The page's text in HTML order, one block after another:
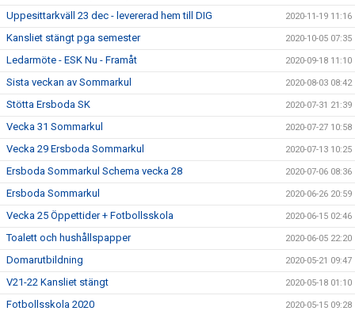
Uppesittarkväll 23 dec - levererad hem till DIG 2020-11-19 11:16
Kansliet stängt pga semester 2020-10-05 07:35
Ledarmöte - ESK Nu - Framåt 2020-09-18 11:10
Sista veckan av Sommarkul 2020-08-03 08:42
Stötta Ersboda SK 2020-07-31 21:39
Vecka 31 Sommarkul 2020-07-27 10:58
Vecka 29 Ersboda Sommarkul 2020-07-13 10:25
Ersboda Sommarkul Schema vecka 28 2020-07-06 08:36
Ersboda Sommarkul 2020-06-26 20:59
Vecka 25 Öppettider + Fotbollsskola 2020-06-15 02:46
Toalett och hushållspapper 2020-06-05 22:20
Domarutbildning 2020-05-21 09:47
V21-22 Kansliet stängt 2020-05-18 01:10
Fotbollsskola 2020 2020-05-15 09:28